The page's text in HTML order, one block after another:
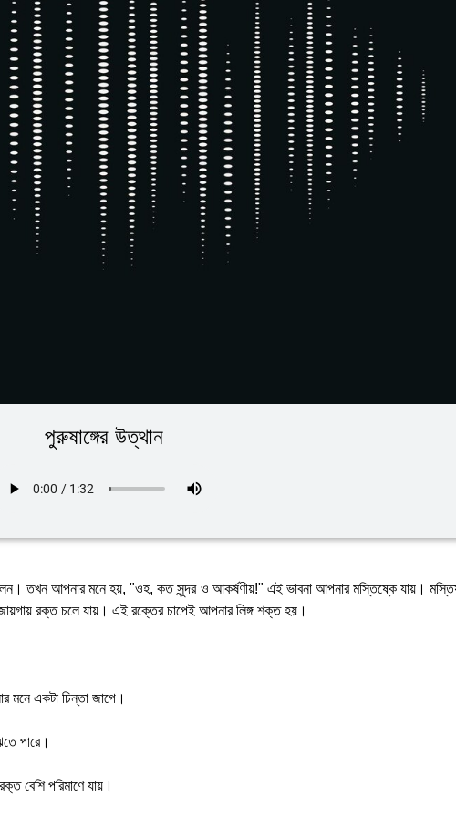
পুরুষাঙ্গের উত্থান
তখন আপনার মনে হয়, "ওহ, কত সুন্দর ও আকর্ষণীয়!" এই ভাবনা আপনার মস্তিষ্কে যায়।
জায়গায় রক্ত চলে যায়। এই রক্তের চাপেই আপনার লিঙ্গ শক্ত হয়।
একটা চিন্তা জাগে।
পারে।
বেশি পরিমাণে যায়।